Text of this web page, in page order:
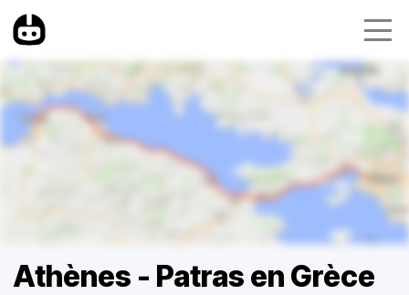
Athènes - Patras en Grèce